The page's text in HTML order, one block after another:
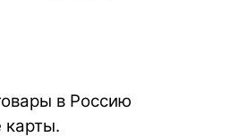
в Россию
карты.